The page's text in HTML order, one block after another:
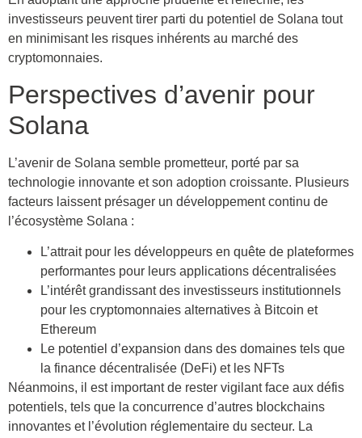
investisseurs peuvent tirer parti du potentiel de Solana tout
en minimisant les risques inhérents au marché des
cryptomonnaies.
Perspectives d’avenir pour
Solana
L’avenir de Solana semble prometteur, porté par sa
technologie innovante et son adoption croissante. Plusieurs
facteurs laissent présager un développement continu de
l’écosystème Solana :
L’attrait pour les développeurs en quête de plateformes
performantes pour leurs applications décentralisées
L’intérêt grandissant des investisseurs institutionnels
pour les cryptomonnaies alternatives à Bitcoin et
Ethereum
Le potentiel d’expansion dans des domaines tels que
la finance décentralisée (DeFi) et les NFTs
Néanmoins, il est important de rester vigilant face aux défis
potentiels, tels que la concurrence d’autres blockchains
innovantes et l’évolution réglementaire du secteur. La